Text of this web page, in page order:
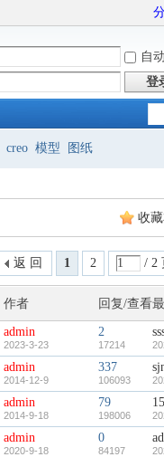
自
登
creo 模型 图纸
收
1 2 / 2
返 回
作者 回复/查看
admin
2023-3-23
2
17214
admin
2014-12-9
337
106093
admin
2014-9-18
79
198006
admin
2020-9-18
0
84197